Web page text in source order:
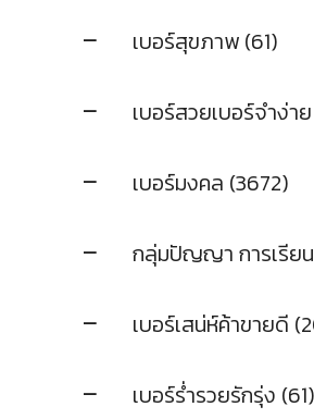
เบอร์สุขภาพ (61)
เบอร์สวยเบอร์จำง่า
เบอร์มงคล (3672)
กลุ่มปัญญา การเรียน
เบอร์เสน่ห์ค้าขายดี
เบอร์ร่ำรวยรักรุ่ง (61)